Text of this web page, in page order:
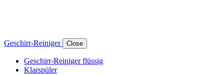
Geschirr-Reiniger Close
Geschirr-Reiniger flüssig
Klarspüler